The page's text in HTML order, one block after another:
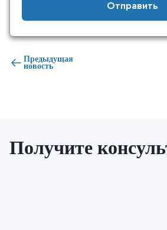
Отправить
Предыдущая
новость
Получите